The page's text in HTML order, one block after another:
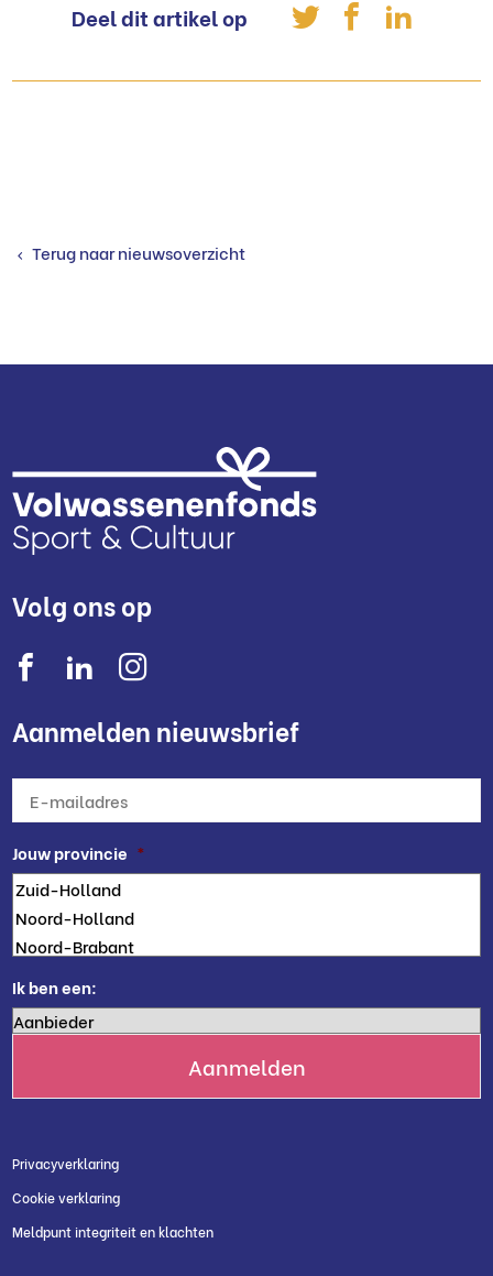
Deel dit artikel op
Terug naar nieuwsoverzicht
Volg ons op
Aanmelden nieuwsbrief
mailadres *
Jouw provincie *
Ik ben een:
Privacyverklaring
Cookie verklaring
Meldpunt integriteit en klachten